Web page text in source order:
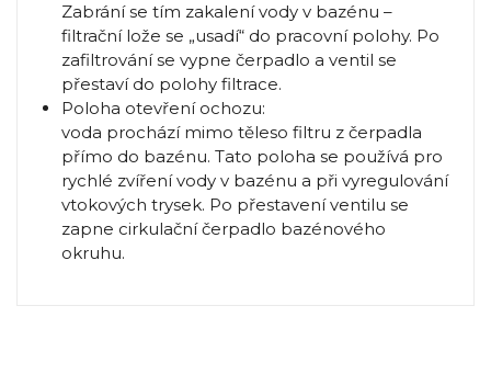
Zabrání se tím zakalení vody v bazénu –
filtrační lože se „usadí“ do pracovní polohy. Po
zafiltrování se vypne čerpadlo a ventil se
přestaví do polohy filtrace.
Poloha otevření ochozu:
voda prochází mimo těleso filtru z čerpadla
přímo do bazénu. Tato poloha se používá pro
rychlé zvíření vody v bazénu a při vyregulování
vtokových trysek. Po přestavení ventilu se
zapne cirkulační čerpadlo bazénového
okruhu.